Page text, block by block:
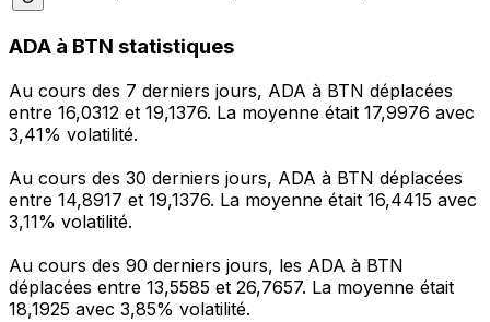
ADA à BTN statistiques
Au cours des 7 derniers jours, ADA à BTN déplacées
entre 16,0312 et 19,1376. La moyenne était 17,9976 avec
3,41% volatilité.
Au cours des 30 derniers jours, ADA à BTN déplacées
entre 14,8917 et 19,1376. La moyenne était 16,4415 avec
3,11% volatilité.
Au cours des 90 derniers jours, les ADA à BTN
déplacées entre 13,5585 et 26,7657. La moyenne était
18,1925 avec 3,85% volatilité.